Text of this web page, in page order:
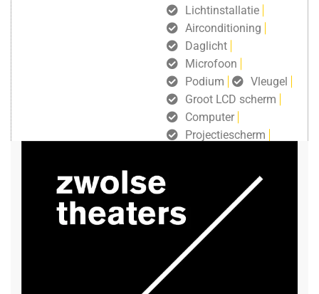
Lichtinstallatie
Airconditioning
Daglicht
Microfoon
Podium
Vleugel
Groot LCD scherm
Computer
Projectiescherm